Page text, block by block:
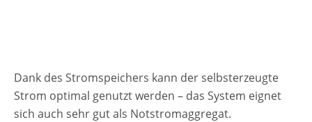
Dank des Stromspeichers kann der selbsterzeugte
Strom optimal genutzt werden – das System eignet
sich auch sehr gut als Notstromaggregat.